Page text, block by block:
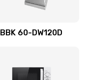
BBK 60-DW120D